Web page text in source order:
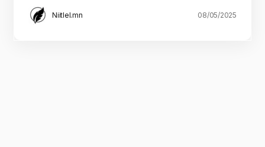
Niitlel.mn 08/05/2025